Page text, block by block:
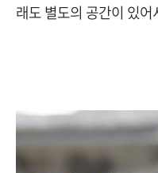
래도 별도의 공간이 있